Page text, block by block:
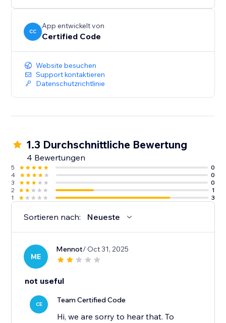
CC
App entwickelt von
Certified Code
Website besuchen
Support kontaktieren
Datenschutzrichtlinie
1.3 Durchschnittliche Bewertung
4 Bewertungen
5
0
4
0
3
0
2
1
1
3
Sortieren nach: Neueste
ME
Mennot/ Oct 31, 2025
not useful
CE Team Certified Code
Hi, we are sorry to hear that. To